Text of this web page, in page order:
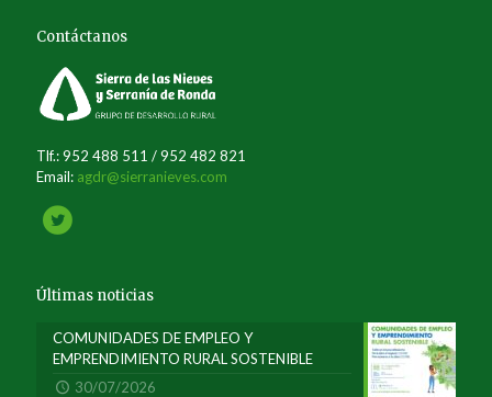
Contáctanos
Tlf.: 952 488 511 / 952 482 821
Email: agdr@sierranieves.com
Últimas noticias
COMUNIDADES DE EMPLEO Y
EMPRENDIMIENTO RURAL SOSTENIBLE
30/07/2026